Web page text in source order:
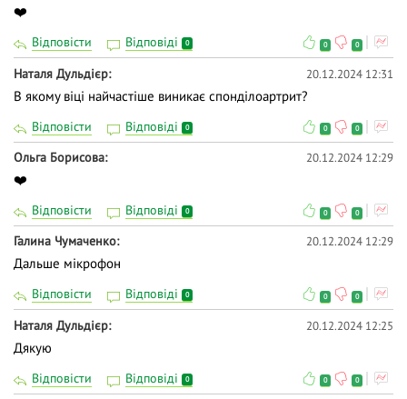
❤️
Відповісти Відповіді 0 0 0
Наталя Дульдієр 20.12.2024 12:31
В якому віці найчастіше виникає спонділоартрит?
Відповісти Відповіді 0 0 0
Ольга Борисова 20.12.2024 12:29
❤️
Відповісти Відповіді 0 0 0
Галина Чумаченко 20.12.2024 12:29
Дальше мікрофон
Відповісти Відповіді 0 0 0
Наталя Дульдієр 20.12.2024 12:25
Дякую
Відповісти Відповіді 0 0 0